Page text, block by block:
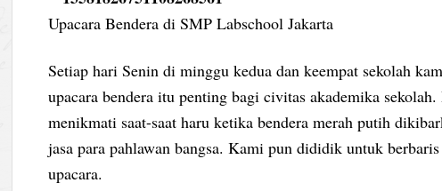
Upacara Bendera di SMP Labschool Jakarta
Setiap hari Senin di minggu kedua dan keempat sekolah
upacara bendera itu penting bagi civitas akademika
menikmati saat-saat haru ketika bendera merah putih
jasa para pahlawan bangsa. Kami pun dididik untuk
upacara.